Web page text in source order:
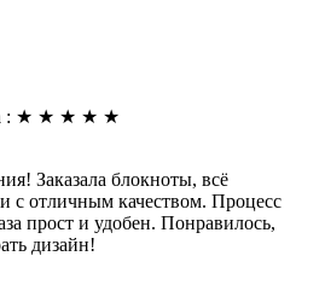
: ★ ★ ★ ★ ★
Заказала блокноты, всё
с отличным качеством. Процесс
прост и удобен. Понравилось,
дизайн!